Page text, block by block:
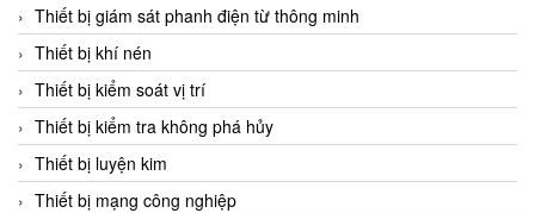
Chromalox
ChuanYi
CIC
Clage
Clake Fololo
Clark Cooper
Thiết bị giám sát phanh điện từ thông minh
Thiết bị khí nén
Thiết bị kiểm soát vị trí
Thiết bị kiểm tra không phá hủy
Thiết bị luyện kim
Thiết bị mạng công nghiệp